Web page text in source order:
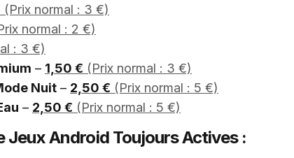
(Prix normal : 3 €)
normal : 2 €)
: 3 €)
– 1,50 € (Prix normal : 3 €)
Nuit – 2,50 € (Prix normal : 5 €)
– 2,50 € (Prix normal : 5 €)
Jeux Android Toujours Actives :